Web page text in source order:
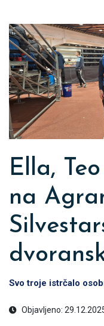
Ella,
na
Svo troje istrčalo
Objavljeno: